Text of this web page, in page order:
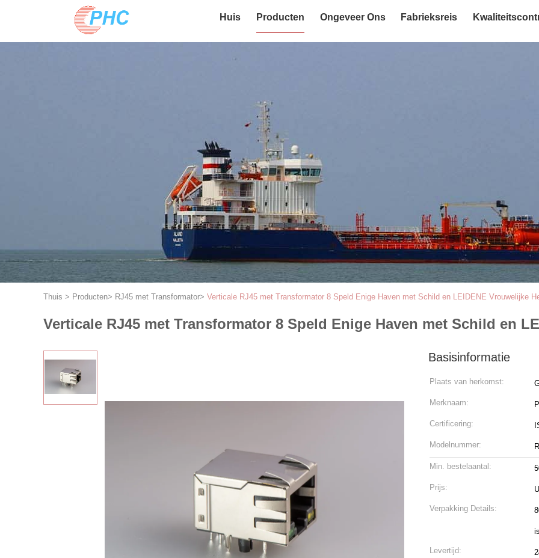
Huis Producten Ongeveer Ons Fabrieksreis
Thuis > Producten> RJ45 met Transformator> Verticale RJ45 met Transformator 8 Speld Enige Haven met Schild en LEIDENE Vrouwelijke
Verticale RJ45 met Transformator 8 Speld Enige Haven met Schild en
Basisinformatie
Plaats van herkomst:
Merknaam:
Certificering:
Modelnummer:
Min. bestelaantal:
Prijs:
Verpakking Details:
Levertijd: